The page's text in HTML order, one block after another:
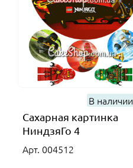
В наличии
Сахарная картинка
НиндзяГо 4
Арт. 004512